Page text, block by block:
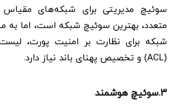
سوئیچ مدیریتی برای شبکه‌های مقیاس
متعدد، بهترین سوئیچ شبکه است، اما
شبکه برای نظارت بر امنیت پورت،
(ACL) و تخصیص پهنای باند نیاز دارد.
3.سوئیچ هوشمند